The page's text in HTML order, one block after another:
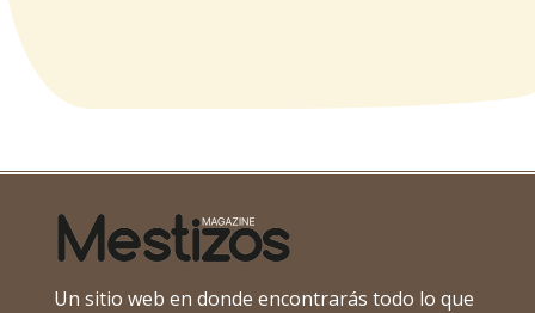
Un sitio web en donde encontrarás todo lo que